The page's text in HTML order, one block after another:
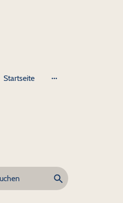
Startseite